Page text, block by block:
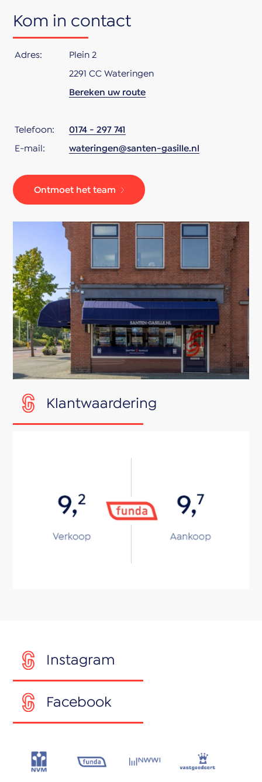
Kom in contact
Adres:
Plein 2
2291 CC Wateringen
Bereken uw route
Telefoon:
0174 - 297 741
E-mail:
wateringen@santen-gasille.nl
Ontmoet het team
Klantwaardering
Instagram
Facebook